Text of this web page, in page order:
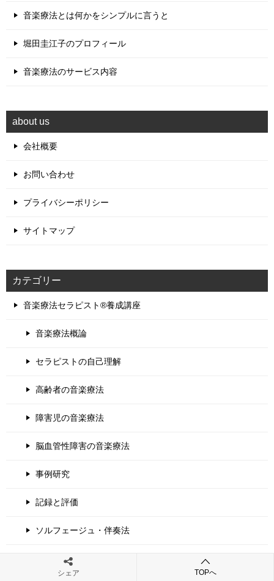
音楽療法とは何かをシンプルに言うと
堀田圭江子のプロフィール
音楽療法のサービス内容
about us
会社概要
お問い合わせ
プライバシーポリシー
サイトマップ
カテゴリー
音楽療法セラピスト®養成講座
音楽療法概論
セラピストの自己理解
高齢者の音楽療法
障害児の音楽療法
脳血管性障害の音楽療法
事例研究
記録と評価
ソルフェージュ・伴奏法
受講生の声
シェア TOPへ